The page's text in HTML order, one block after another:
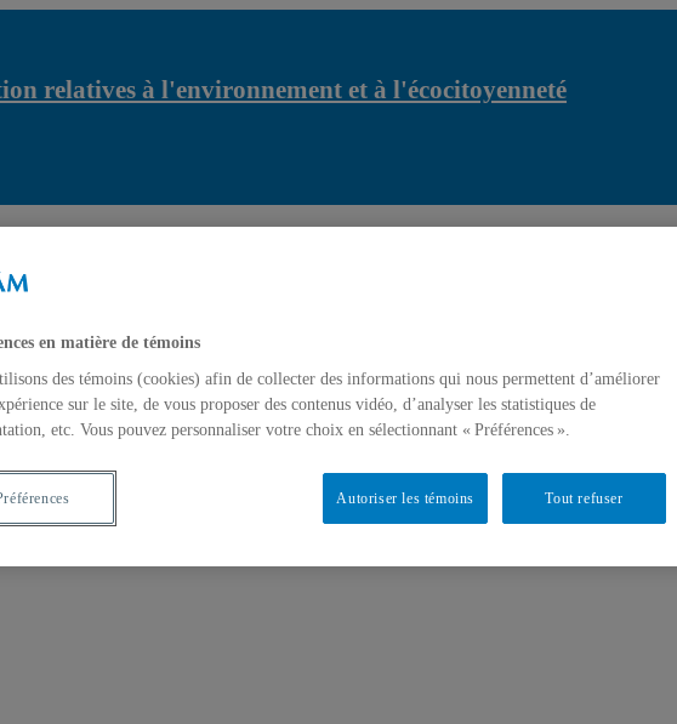
relatives à l'environnement et à l'écocitoyenneté
r...
en matière de témoins
des témoins (cookies) afin de collecter des informations qui nous permettent d’améliorer
sur le site, de vous proposer des contenus vidéo, d’analyser les statistiques de
etc. Vous pouvez personnaliser votre choix en sélectionnant « Préférences ».
Tout refuser
Autoriser les témoins